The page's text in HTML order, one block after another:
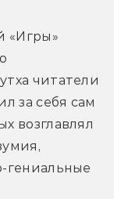
«Игры»
читатели
за себя сам
возглавлял
гениальные